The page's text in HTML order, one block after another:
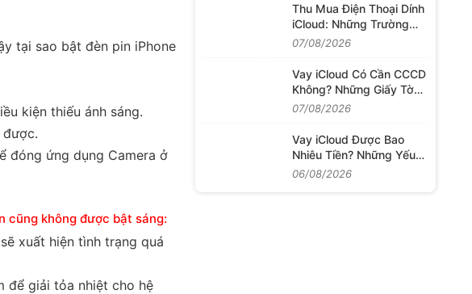
tại sao bật đèn pin iPhone
kiện thiếu ánh sáng.
được.
đóng ứng dụng Camera ở
cũng không được bật sáng:
xuất hiện tình trạng quá
để giải tỏa nhiệt cho hệ
Thu Mua Điện Thoại Dính
iCloud: Những Trường
Hợp Vẫn Có Thể Định Giá
07/08/2026
Vay iCloud Có Cần CCCD
Không? Những Giấy Tờ
Thường Được Yêu Cầu
07/08/2026
Vay iCloud Được Bao
Nhiêu Tiền? Những Yếu
Tố Quyết Định Hạn Mức
06/08/2026